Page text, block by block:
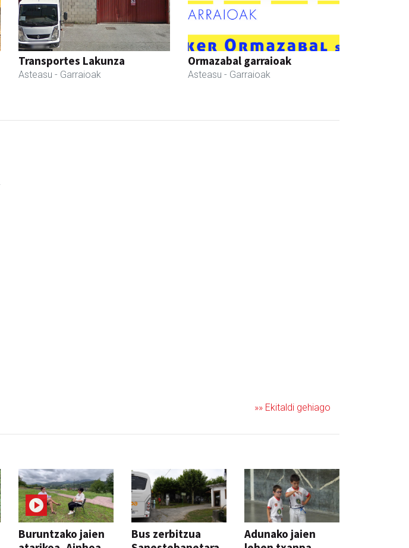
Transportes Lakunza
Asteasu - Garraioak
Ormazabal garraioak
Asteasu - Garraioak
»» Ekitaldi gehiago
Buruntzako jaien
Bus zerbitzua
Adunako jaien